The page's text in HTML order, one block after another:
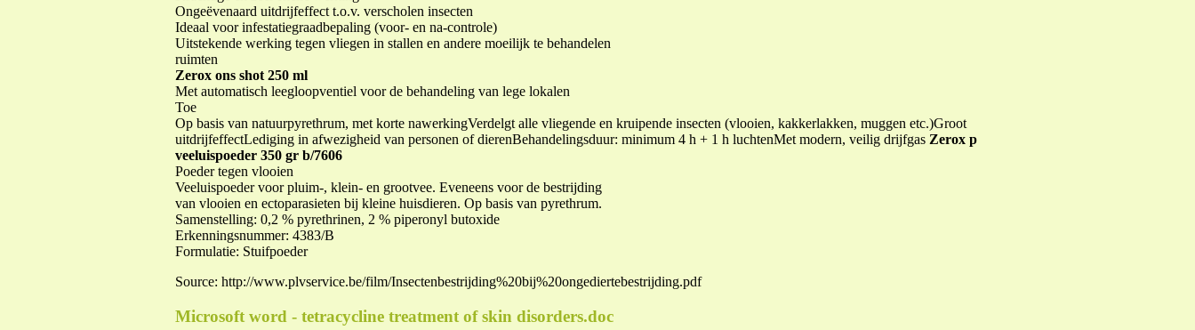
Ongeëvenaard uitdrijfeffect t.o.v. verscholen insecten
Ideaal voor infestatiegraadbepaling (voor- en na-controle)
Uitstekende werking tegen vliegen in stallen en andere moeilijk te behandelen
ruimten
Zerox ons shot 250 ml
Met automatisch leegloopventiel voor de behandeling van lege lokalen
Toe
Op basis van natuurpyrethrum, met korte nawerkingVerdelgt alle vliegende en kruipende insecten (vlooien, kakkerlakken, muggen etc.)Groot
uitdrijfeffectLediging in afwezigheid van personen of dierenBehandelingsduur: minimum 4 h + 1 h luchtenMet modern, veilig drijfgas Zerox p
veeluispoeder 350 gr b/7606
Poeder tegen vlooien
Veeluispoeder voor pluim-, klein- en grootvee. Eveneens voor de bestrijding
van vlooien en ectoparasieten bij kleine huisdieren. Op basis van pyrethrum.
Samenstelling: 0,2 % pyrethrinen, 2 % piperonyl butoxide
Erkenningsnummer: 4383/B
Formulatie: Stuifpoeder
Source: http://www.plvservice.be/film/Insectenbestrijding%20bij%20ongediertebestrijding.pdf
Microsoft word - tetracycline treatment of skin disorders.doc